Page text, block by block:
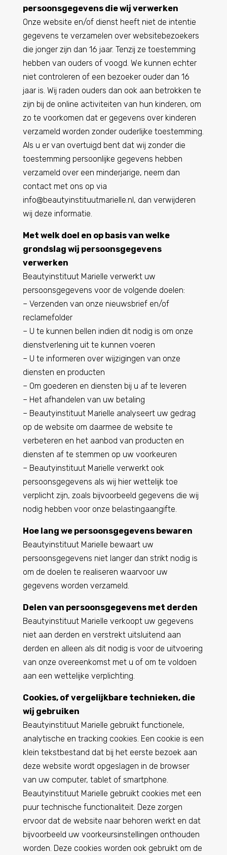
persoonsgegevens die wij verwerken
Onze website en/of dienst heeft niet de intentie
gegevens te verzamelen over websitebezoekers
die jonger zijn dan 16 jaar. Tenzij ze toestemming
hebben van ouders of voogd. We kunnen echter
niet controleren of een bezoeker ouder dan 16
jaar is. Wij raden ouders dan ook aan betrokken te
zijn bij de online activiteiten van hun kinderen, om
zo te voorkomen dat er gegevens over kinderen
verzameld worden zonder ouderlijke toestemming.
Als u er van overtuigd bent dat wij zonder die
toestemming persoonlijke gegevens hebben
verzameld over een minderjarige, neem dan
contact met ons op via
info@beautyinstituutmarielle.nl, dan verwijderen
wij deze informatie.
Met welk doel en op basis van welke
grondslag wij persoonsgegevens
verwerken
Beautyinstituut Marielle verwerkt uw
persoonsgegevens voor de volgende doelen:
– Verzenden van onze nieuwsbrief en/of
reclamefolder
– U te kunnen bellen indien dit nodig is om onze
dienstverlening uit te kunnen voeren
– U te informeren over wijzigingen van onze
diensten en producten
– Om goederen en diensten bij u af te leveren
– Het afhandelen van uw betaling
– Beautyinstituut Marielle analyseert uw gedrag
op de website om daarmee de website te
verbeteren en het aanbod van producten en
diensten af te stemmen op uw voorkeuren
– Beautyinstituut Marielle verwerkt ook
persoonsgegevens als wij hier wettelijk toe
verplicht zijn, zoals bijvoorbeeld gegevens die wij
nodig hebben voor onze belastingaangifte.
Hoe lang we persoonsgegevens bewaren
Beautyinstituut Marielle bewaart uw
persoonsgegevens niet langer dan strikt nodig is
om de doelen te realiseren waarvoor uw
gegevens worden verzameld.
Delen van persoonsgegevens met derden
Beautyinstituut Marielle verkoopt uw gegevens
niet aan derden en verstrekt uitsluitend aan
derden en alleen als dit nodig is voor de uitvoering
van onze overeenkomst met u of om te voldoen
aan een wettelijke verplichting.
Cookies, of vergelijkbare technieken, die
wij gebruiken
Beautyinstituut Marielle gebruikt functionele,
analytische en tracking cookies. Een cookie is een
klein tekstbestand dat bij het eerste bezoek aan
deze website wordt opgeslagen in de browser
van uw computer, tablet of smartphone.
Beautyinstituut Marielle gebruikt cookies met een
puur technische functionaliteit. Deze zorgen
ervoor dat de website naar behoren werkt en dat
bijvoorbeeld uw voorkeursinstellingen onthouden
worden. Deze cookies worden ook gebruikt om de